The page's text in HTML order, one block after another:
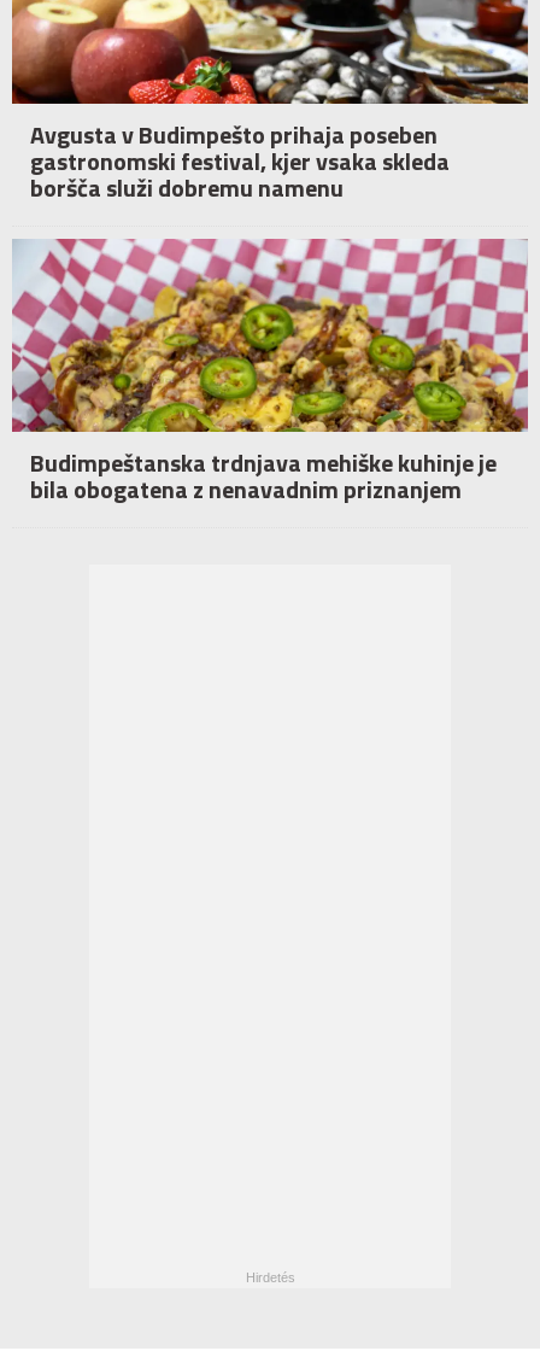
Avgusta v Budimpešto prihaja poseben
gastronomski festival, kjer vsaka skleda
boršča služi dobremu namenu
Budimpeštanska trdnjava mehiške kuhinje je
bila obogatena z nenavadnim priznanjem